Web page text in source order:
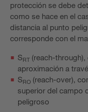
protección se debe
como se hace en el
distancia al punto
corresponde con el
SRT (reach-
aproximación a
SRO (reach-over),
superior del campo
peligroso